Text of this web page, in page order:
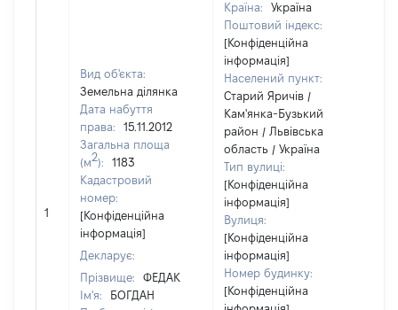
1
Вид об'єкта:
Земельна ділянка
Дата набуття
права:
15.11.2012
Загальна площа
(м2):
1183
Кадастровий
номер:
[Конфіденційна
інформація]
Декларує:
Прізвище:
ФЕДАК
Ім'я:
БОГДАН
Країна:
Україна
Поштовий індекс:
[Конфіденційна
інформація]
Населений пункт:
Старий Яричів /
Кам'янка-Бузький
район / Львівська
область / Україна
Тип вулиці:
[Конфіденційна
інформація]
Вулиця:
[Конфіденційна
інформація]
Номер будинку:
[Конфіденційна